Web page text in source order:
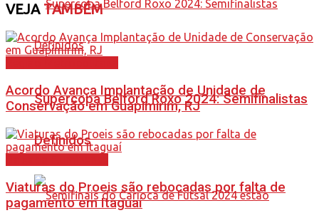
Supercopa Belford Roxo 2024: Semifinalistas
Definidos
VEJATAMBÉM
Acordo Avança Implantação de Unidade de
Conservação em Guapimirim, RJ
Viaturas do Proeis são rebocadas por falta de
pagamento em Itaguaí